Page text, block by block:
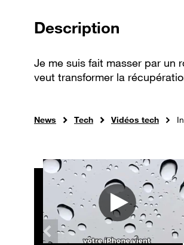
Description
Je me suis fait masser par un
veut transformer la
News Tech Vidéos tech
Autres vidéos